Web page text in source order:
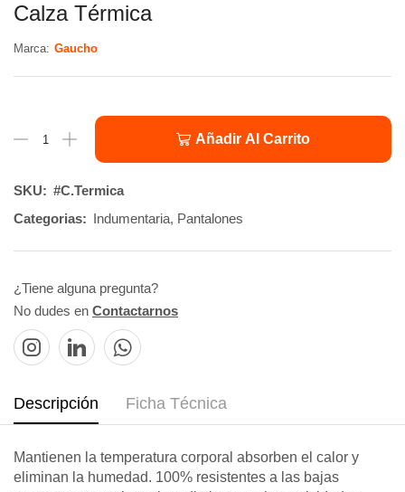
Calza Térmica
Marca: Gaucho
Añadir Al Carrito
SKU: #C.Termica
Categorias: Indumentaria, Pantalones
¿Tiene alguna pregunta?
No dudes en Contactarnos
Descripción Ficha Técnica
Mantienen la temperatura corporal absorben el calor y
eliminan la humedad. 100% resistentes a las bajas